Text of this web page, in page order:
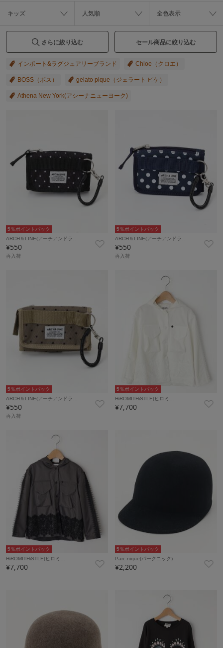
キッズ 人気順 全色表示
さらに絞り込む セール商品に絞り込む
インポート&ラグジュアリーブランド Chloe（クロエ）
BOSS（ボス） gelato pique（ジェラート ピケ）
Athena New York(アシーナニューヨーク)
5％ポイントバック
ARCH＆LINE(アーチアンドラ…
¥550
再入荷
5％ポイントバック
ARCH＆LINE(アーチアンドラ…
¥550
再入荷
5％ポイントバック
ARCH＆LINE(アーチアンドラ…
¥550
再入荷
5％ポイントバック
HiROMITHiSTLE(ヒロミ…
¥7,700
5％ポイントバック
HiROMITHiSTLE(ヒロミ…
¥7,700
5％ポイントバック
Parc-nique(パークニック)
¥2,200